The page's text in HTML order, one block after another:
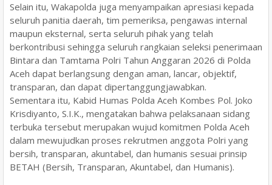
Selain itu, Wakapolda juga menyampaikan apresiasi kepada
seluruh panitia daerah, tim pemeriksa, pengawas internal
maupun eksternal, serta seluruh pihak yang telah
berkontribusi sehingga seluruh rangkaian seleksi penerimaan
Bintara dan Tamtama Polri Tahun Anggaran 2026 di Polda
Aceh dapat berlangsung dengan aman, lancar, objektif,
transparan, dan dapat dipertanggungjawabkan.
Sementara itu, Kabid Humas Polda Aceh Kombes Pol. Joko
Krisdiyanto, S.I.K., mengatakan bahwa pelaksanaan sidang
terbuka tersebut merupakan wujud komitmen Polda Aceh
dalam mewujudkan proses rekrutmen anggota Polri yang
bersih, transparan, akuntabel, dan humanis sesuai prinsip
BETAH (Bersih, Transparan, Akuntabel, dan Humanis).